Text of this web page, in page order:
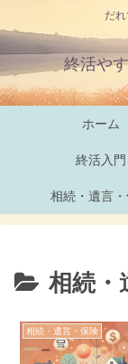
だ
終活や
ホーム
終活入門
相続・遺言
相続・
相続・遺言・保険